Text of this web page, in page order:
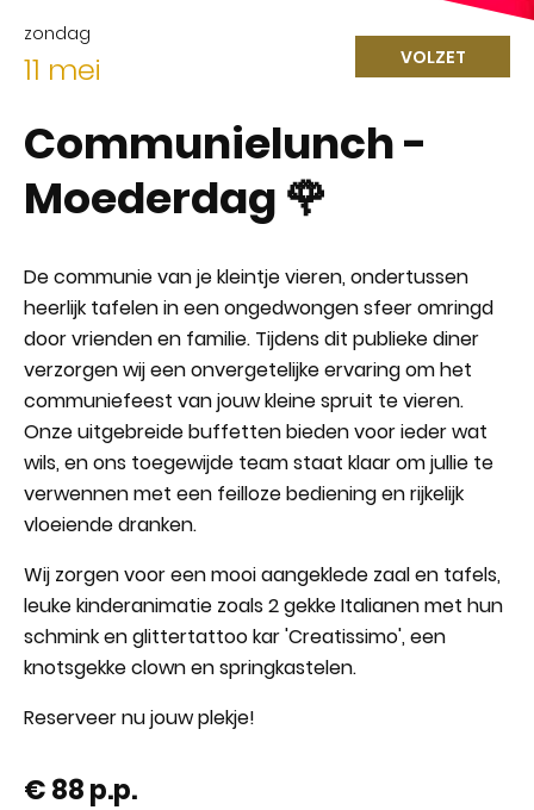
zondag
11 mei
Communielunch -
Moederdag 🌹
De communie van je kleintje vieren, ondertussen
heerlijk tafelen in een ongedwongen sfeer omringd
door vrienden en familie. Tijdens dit publieke diner
verzorgen wij een onvergetelijke ervaring om het
communiefeest van jouw kleine spruit te vieren.
Onze uitgebreide buffetten bieden voor ieder wat
wils, en ons toegewijde team staat klaar om jullie te
verwennen met een feilloze bediening en rijkelijk
vloeiende dranken.
Wij zorgen voor een mooi aangeklede zaal en tafels,
leuke kinderanimatie zoals 2 gekke Italianen met hun
schmink en glittertattoo kar 'Creatissimo', een
knotsgekke clown en springkastelen.
Reserveer nu jouw plekje!
€ 88 p.p.